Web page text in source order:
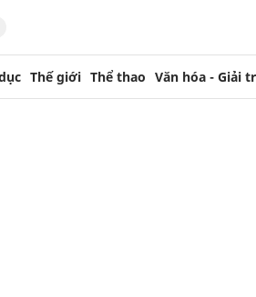
Thế giới Thể thao Văn hóa - Giải